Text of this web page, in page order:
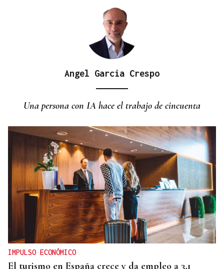
Angel Garcia Crespo
Una persona con IA hace el trabajo de cincuenta
IMPULSO ECONÓMICO
El turismo en España crece y da empleo a 3,1